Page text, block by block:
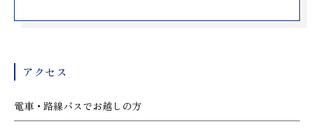
アクセス
電車・路線バスでお越しの方